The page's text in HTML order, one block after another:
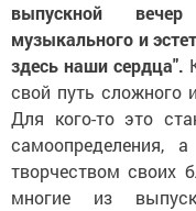
выпускной вечер
музыкального и
здесь наши сердца".
свой путь сложного
Для кого-то это
самоопределения,
творчеством своих
многие из